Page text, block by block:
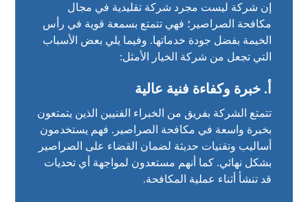
إن شركة ليست مجرد شركة تقليدية في مجال
مكافحة الصراصير؛ فهي تتمتع بسمعة قوية في رأس
الخيمة بفضل جودة خدماتها. وفيما يلي بعض الأسباب
التي تجعل من شركة الخيار الأمثل:
أ. خبرة وكفاءة فنية عالية
تتمتع الشركة بفريق من الخبراء الفنيين الذين يتمتعون
بخبرة واسعة في مكافحة الصراصير. فهم يستخدمون
أساليب وتقنيات حديثة لضمان القضاء على الصراصير
بشكل نهائي. كما أنهم مستعدون لمواجهة أي تحديات
قد تنشأ أثناء عملية المكافحة.